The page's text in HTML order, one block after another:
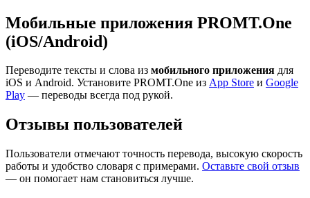
Мобильные приложения PROMT.One
(iOS/Android)
Переводите тексты и слова из мобильного приложения для
iOS и Android. Установите PROMT.One из App Store и Google
Play — переводы всегда под рукой.
Отзывы пользователей
Пользователи отмечают точность перевода, высокую скорость
работы и удобство словаря с примерами. Оставьте свой отзыв
— он помогает нам становиться лучше.